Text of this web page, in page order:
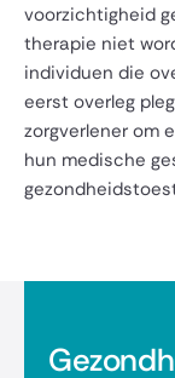
voorzichtigheid
therapie niet
individuen die
eerst overleg
zorgverlener om
hun medische